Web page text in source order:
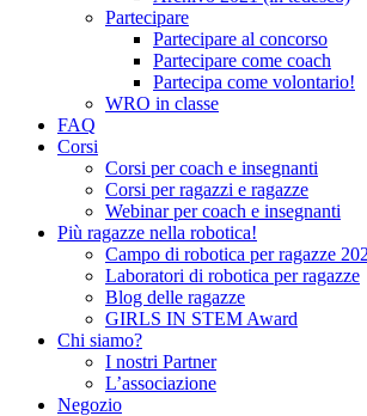
Partecipare
Partecipare al concorso
Partecipare come coach
Partecipa come volontario!
WRO in classe
FAQ
Corsi
Corsi per coach e insegnanti
Corsi per ragazzi e ragazze
Webinar per coach e insegnanti
Più ragazze nella robotica!
Campo di robotica per ragazze
Laboratori di robotica per ragazze
Blog delle ragazze
GIRLS IN STEM Award
Chi siamo?
I nostri Partner
L’associazione
Negozio